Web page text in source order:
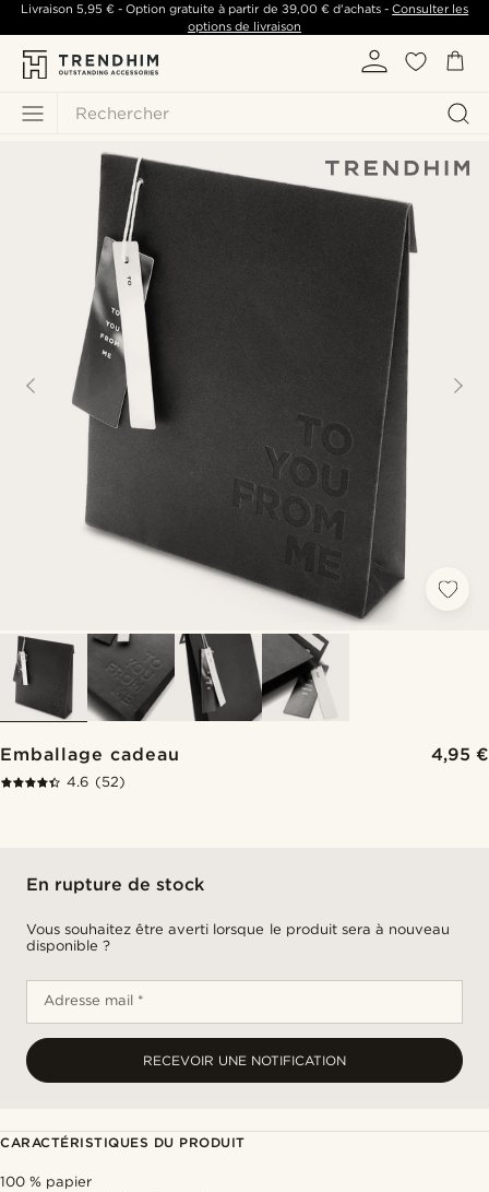
Rechercher
Livraison 5,95 €- Option gratuite à partir de 39,00 €d'achats -Consulter les
options de livraison
Emballage cadeau 4,95 €
4.6 (52)
En rupture de stock
Vous souhaitez être averti lorsque le produit sera à nouveau
disponible ?
Adresse mail *
RECEVOIR UNE NOTIFICATION
CARACTÉRISTIQUES DU PRODUIT
100 % papier